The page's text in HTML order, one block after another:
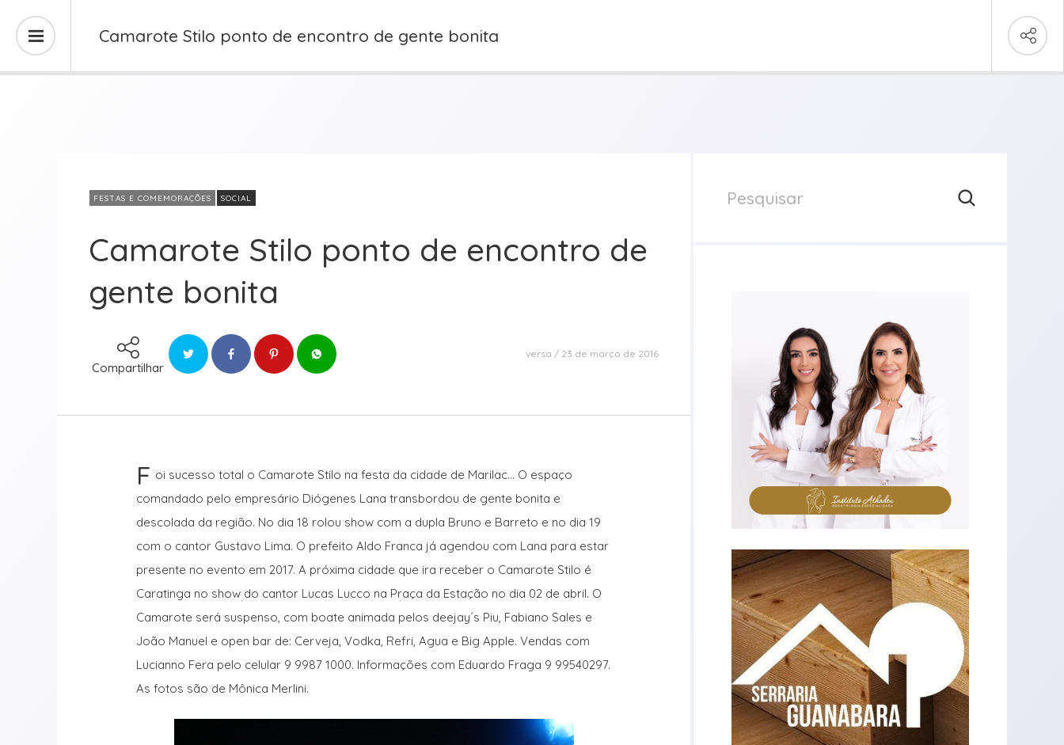
Camarote Stilo ponto de encontro de gente bonita
FESTAS E COMEMORAÇÕES SOCIAL
Camarote Stilo ponto de encontro de
gente bonita
Compartilhar
versa 23 de março de 2016
F oi sucesso total o Camarote Stilo na festa da cidade de Marilac… O espaço
comandado pelo empresário Diógenes Lana transbordou de gente bonita e
descolada da região. No dia 18 rolou show com a dupla Bruno e Barreto e no dia 19
com o cantor Gustavo Lima. O prefeito Aldo Franca já agendou com Lana para estar
presente no evento em 2017. A próxima cidade que ira receber o Camarote Stilo é
Caratinga no show do cantor Lucas Lucco na Praça da Estação no dia 02 de abril. O
Camarote será suspenso, com boate animada pelos deejay´s Piu, Fabiano Sales e
João Manuel e open bar de: Cerveja, Vodka, Refri, Agua e Big Apple. Vendas com
Lucianno Fera pelo celular 9 9987 1000. Informações com Eduardo Fraga 9 99540297.
As fotos são de Mônica Merlini.